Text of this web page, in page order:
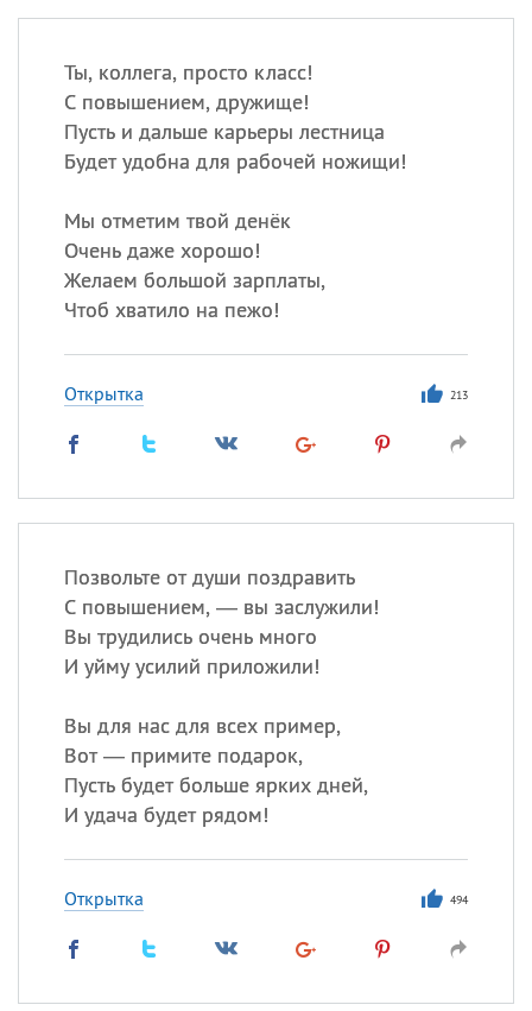
Ты, коллега, просто класс!
С повышением, дружище!
Пусть и дальше карьеры лестница
Будет удобна для рабочей ножищи!
Мы отметим твой денёк
Очень даже хорошо!
Желаем большой зарплаты,
Чтоб хватило на пежо!
Открытка 213
Позвольте от души поздравить
С повышением, — вы заслужили!
Вы трудились очень много
И уйму усилий приложили!
Вы для нас для всех пример,
Вот — примите подарок,
Пусть будет больше ярких дней,
И удача будет рядом!
Открытка 494